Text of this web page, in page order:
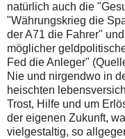
natürlich auch die
"Währungskrieg die
der A71 die Fahrer"
möglicher
Fed die Anleger"
Nie und nirgendwo in
heischten
Trost, Hilfe und um
der eigenen Zukunft,
vielgestaltig, so